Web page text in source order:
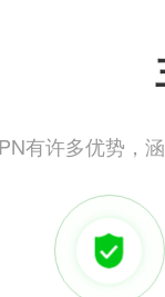
有许多优势，